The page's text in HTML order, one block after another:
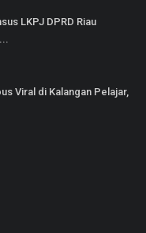
LKPJ DPRD Riau
Viral di Kalangan Pelajar,